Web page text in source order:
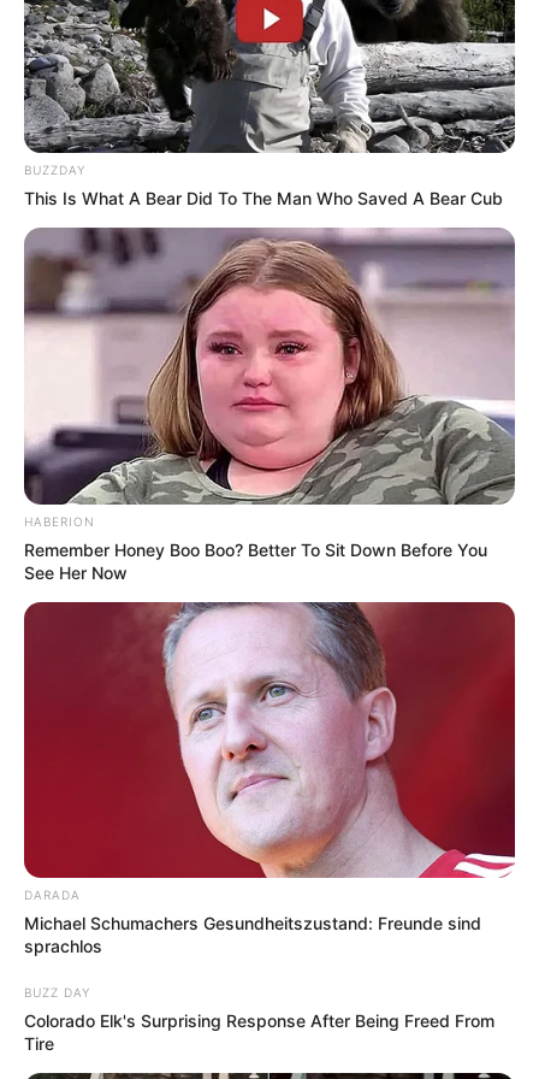
Brauhaus, einen Reiterhof und eine Saline.
Hauptattraktion ist die Niederrheintherme mit
Karibik-Wellenbad, Thermalbad und Saunagarten,
die vielfältige Möglichkeiten für Erholung und
Entspannung bietet. Informationen unterwww.nieder
rhein-therme.de.
Sportpark Duisburg - Auf einem 200 ha großen
Gelände gibt es neben zahlreichen Trainings- und
Wettkampfstätten für Wasserski, Wakeboard,
Fußball, Eishockey, Leichtathletik, Schwimm-,
Kanu- und Rudersport auch viele Angebote für den
Freizeitsport und für die Erholung. Hierzu gehören
ein Kletterpark, ein Spielplatz, Aktionswege,
gastronomische Angebote und ein Strandbad. Kern
der im südlich des Stadtzentrums im Ortsteil Wedau
liegenden Anlage sind der Barbarasee, der
Bertasee, der Margaretensee und die Regattabahn.
Informationen unter
Irrland in Kevelaer - Hier kann Europas größte
bäuerliche Erlebnisoase auf mehr als 100.000 m²
besucht und erlebt werden. Möglichkeiten zum
Spielen, Lernen und Toben wurden in der
familienfreundlichen Freizeitanlage mit einem
hohen Erholungswert kombiniert. Hierzu gehören
auch eine zoologische Anlage und
Bademöglichkeiten. Informationen unter
Kaiser-Wilhelm-Museum in Krefeld - In einem
schlossähnlichen Gebäude aus der Gründerzeit
befindet sich seit 1899 das bedeutendste Museum
der Stadt Krefeld. Es beherbergt Kunstsammlungen,
des 20. Jahrhunderts stammen. Informationen unter
www.kunstmuseenkrefeld.de. Auf der Internetseite
BUZZDAY
This Is What A Bear Did To The Man Who Saved A Bear Cub
HABERION
Remember Honey Boo Boo? Better To Sit Down Before You
See Her Now
DARADA
Michael Schumachers Gesundheitszustand: Freunde sind
sprachlos
BUZZ DAY
Colorado Elk's Surprising Response After Being Freed From
Tire